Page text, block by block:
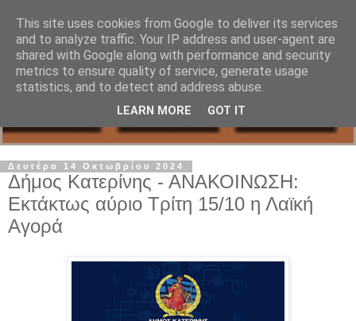
Δευτέρα 14 Οκτωβρίου 2024
Δήμος Κατερίνης - ΑΝΑΚΟΙΝΩΣΗ:
Εκτάκτως αύριο Τρίτη 15/10 η Λαϊκή
Αγορά
This site uses cookies from Google to deliver its services
and to analyze traffic. Your IP address and user-agent are
shared with Google along with performance and security
metrics to ensure quality of service, generate usage
statistics, and to detect and address abuse.
LEARN MORE GOT IT